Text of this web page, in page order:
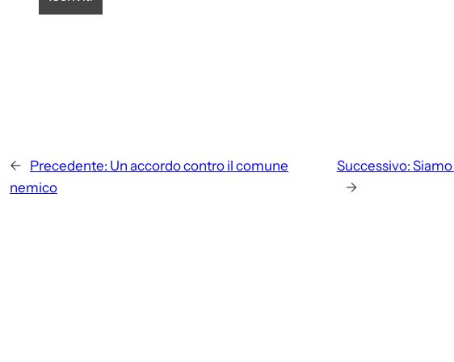
← Precedente: Un accordo contro il comune
nemico
Successivo:
→